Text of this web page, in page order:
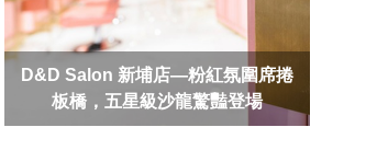
D&D Salon 新埔店—粉紅氛圍席捲
板橋，五星級沙龍驚豔登場